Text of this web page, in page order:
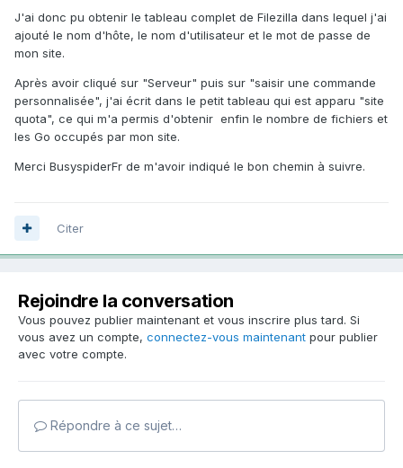
J'ai donc pu obtenir le tableau complet de Filezilla dans lequel j'ai
ajouté le nom d'hôte, le nom d'utilisateur et le mot de passe de
mon site.
Après avoir cliqué sur "Serveur" puis sur "saisir une commande
personnalisée", j'ai écrit dans le petit tableau qui est apparu "site
quota", ce qui m'a permis d'obtenir enfin le nombre de fichiers et
les Go occupés par mon site.
Merci BusyspiderFr de m'avoir indiqué le bon chemin à suivre.
Citer
Rejoindre la conversation
Vous pouvez publier maintenant et vous inscrire plus tard. Si
vous avez un compte, connectez-vous maintenant pour publier
avec votre compte.
Répondre à ce sujet…